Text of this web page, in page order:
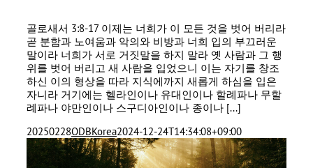
골로새서 3:8-17 이제는 너희가 이 모든 것을 벗어 버리라
곧 분함과 노여움과 악의와 비방과 너희 입의 부끄러운
말이라 너희가 서로 거짓말을 하지 말라 옛 사람과 그 행
위를 벗어 버리고 새 사람을 입었으니 이는 자기를 창조
하신 이의 형상을 따라 지식에까지 새롭게 하심을 입은
자니라 거기에는 헬라인이나 유대인이나 할례파나 무할
례파나 야만인이나 스구디아인이나 종이나 [...]
20250228ODBKorea2024-12-24T14:34:08+09:00